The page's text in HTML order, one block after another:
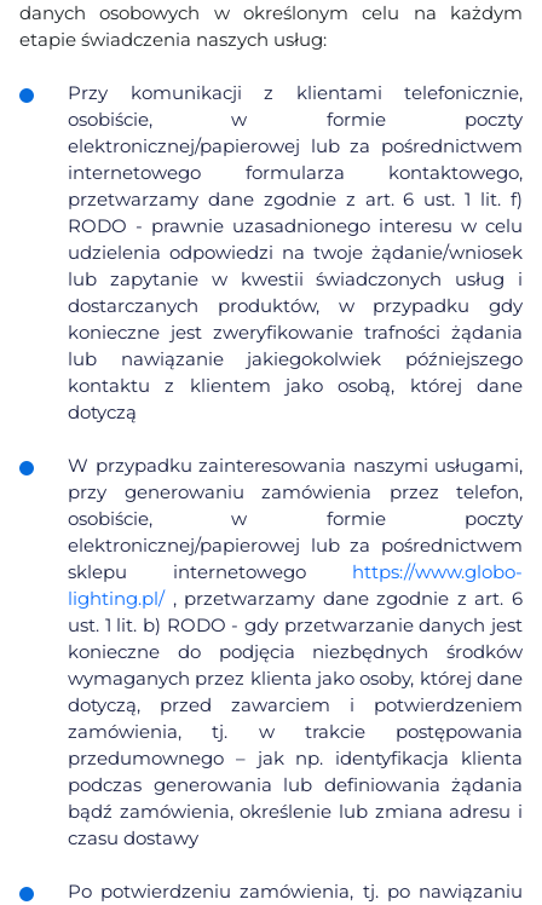
danych osobowych w określonym celu na każdym
etapie świadczenia naszych usług:
Przy komunikacji z klientami telefonicznie,
osobiście, w formie poczty
elektronicznej/papierowej lub za pośrednictwem
internetowego formularza kontaktowego,
przetwarzamy dane zgodnie z art. 6 ust. 1 lit. f)
RODO - prawnie uzasadnionego interesu w celu
udzielenia odpowiedzi na twoje żądanie/wniosek
lub zapytanie w kwestii świadczonych usług i
dostarczanych produktów, w przypadku gdy
konieczne jest zweryfikowanie trafności żądania
lub nawiązanie jakiegokolwiek późniejszego
kontaktu z klientem jako osobą, której dane
dotyczą
W przypadku zainteresowania naszymi usługami,
przy generowaniu zamówienia przez telefon,
osobiście, w formie poczty
elektronicznej/papierowej lub za pośrednictwem
sklepu internetowego https://www.globo-
lighting.pl/, przetwarzamy dane zgodnie z art. 6
ust. 1 lit. b) RODO - gdy przetwarzanie danych jest
konieczne do podjęcia niezbędnych środków
wymaganych przez klienta jako osoby, której dane
dotyczą, przed zawarciem i potwierdzeniem
zamówienia, tj. w trakcie postępowania
przedumownego – jak np. identyfikacja klienta
podczas generowania lub definiowania żądania
bądź zamówienia, określenie lub zmiana adresu i
czasu dostawy
Po potwierdzeniu zamówienia, tj. po nawiązaniu